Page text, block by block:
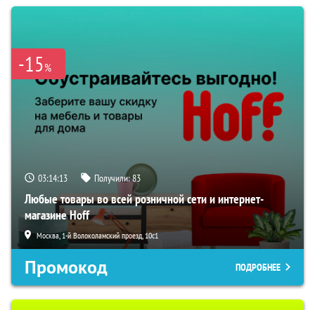
-15%
03:14:12 Получили:83
Любые товары во всей розничной сети и интернет-
магазине Hoff
Москва, 1-й Волоколамский проезд, 10с1
Промокод ПОДРОБНЕЕ